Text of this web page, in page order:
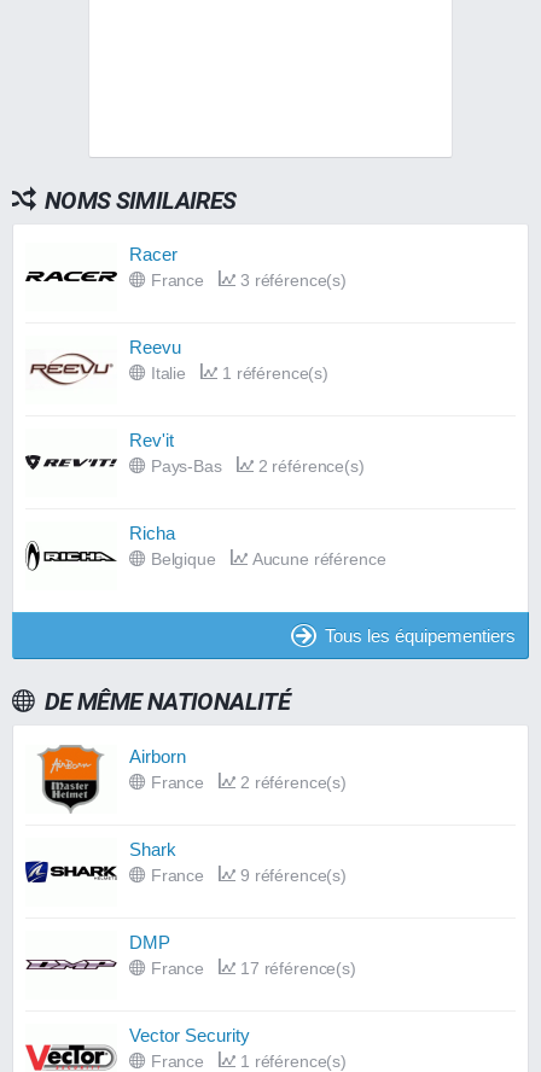
NOMS SIMILAIRES
Racer
France 3 référence(s)
Reevu
Italie 1 référence(s)
Rev'it
Pays-Bas 2 référence(s)
Richa
Belgique Aucune référence
Tous les équipementiers
DE MÊME NATIONALITÉ
Airborn
France 2 référence(s)
Shark
France 9 référence(s)
DMP
France 17 référence(s)
Vector Security
France 1 référence(s)